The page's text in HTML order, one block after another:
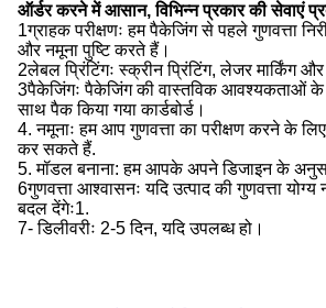
ऑर्डर करने में आसान, विभिन्न प्रकार की सेवाएं
1ग्राहक परीक्षणः हम पैकेजिंग से पहले गुणवत्ता
और नमूना पुष्टि करते हैं।
2लेबल प्रिंटिंगः स्क्रीन प्रिंटिंग, लेजर मार्किंग
3पैकेजिंगः पैकेजिंग की वास्तविक आवश्यकताओं के
साथ पैक किया गया कार्डबोर्ड।
4. नमूनाः हम आप गुणवत्ता का परीक्षण करने के
कर सकते हैं.
5. मॉडल बनाना: हम आपके अपने डिजाइन के
6गुणवत्ता आश्वासनः यदि उत्पाद की गुणवत्ता
बदल देंगेः1.
7- डिलीवरीः 2-5 दिन, यदि उपलब्ध हो।